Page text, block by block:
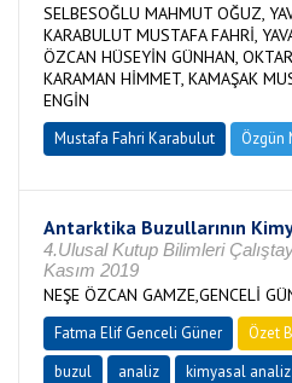
SELBESOĞLU MAHMUT OĞUZ,
KARABULUT MUSTAFA FAHRİ,
ÖZCAN HÜSEYİN GÜNHAN,
KARAMAN HİMMET, KAMAŞAK
ENGİN
Mustafa Fahri Karabulut Özgün
Antarktika Buzullarının
4.Ulusal Kutup Bilimleri
Kasım 2019
NEŞE ÖZCAN GAMZE,GENCELİ
Fatma Elif Genceli Güner Özet
buzul
analiz kimyasal analiz